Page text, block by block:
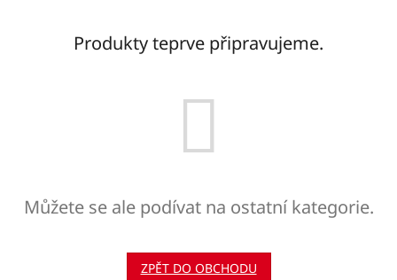
Produkty teprve připravujeme.
Můžete se ale podívat na ostatní kategorie.
ZPĚT DO OBCHODU